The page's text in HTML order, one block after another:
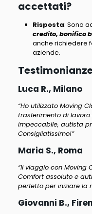
accettati?
Risposta: Sono
credito, bonifico
anche richiedere
aziende.
Luca R., Milano
“Ho utilizzato Moving
trasferimento di lavoro
impeccabile, autista
Consigliatissimo!”
Maria S., Roma
“Il viaggio con Moving
Comfort assoluto e
perfetto per iniziare la
Giovanni B.,